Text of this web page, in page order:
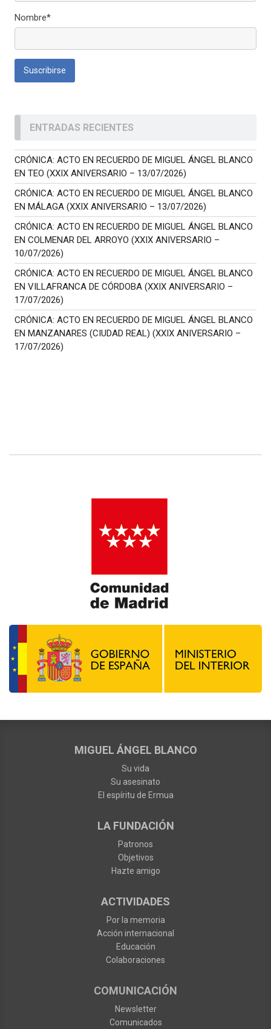
Nombre*
ENTRADAS RECIENTES
CRÓNICA: ACTO EN RECUERDO DE MIGUEL ÁNGEL BLANCO
EN TEO (XXIX ANIVERSARIO – 13/07/2026)
CRÓNICA: ACTO EN RECUERDO DE MIGUEL ÁNGEL BLANCO
EN MÁLAGA (XXIX ANIVERSARIO – 13/07/2026)
CRÓNICA: ACTO EN RECUERDO DE MIGUEL ÁNGEL BLANCO
EN COLMENAR DEL ARROYO (XXIX ANIVERSARIO –
10/07/2026)
CRÓNICA: ACTO EN RECUERDO DE MIGUEL ÁNGEL BLANCO
EN VILLAFRANCA DE CÓRDOBA (XXIX ANIVERSARIO –
17/07/2026)
CRÓNICA: ACTO EN RECUERDO DE MIGUEL ÁNGEL BLANCO
EN MANZANARES (CIUDAD REAL) (XXIX ANIVERSARIO –
17/07/2026)
MIGUEL ÁNGEL BLANCO
Su vida
Su asesinato
El espíritu de Ermua
LA FUNDACIÓN
Patronos
Objetivos
Hazte amigo
ACTIVIDADES
Por la memoria
Acción internacional
Educación
Colaboraciones
COMUNICACIÓN
Newsletter
Comunicados